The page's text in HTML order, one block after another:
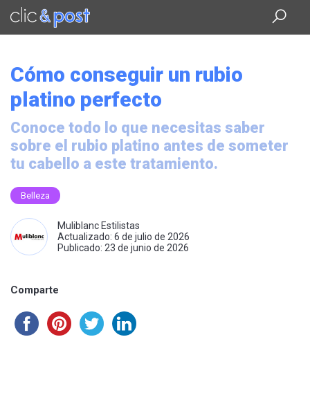
Saltar
contenido
Cómo conseguir un rubio
platino perfecto
Conoce todo lo que necesitas saber
sobre el rubio platino antes de someter
tu cabello a este tratamiento.
Belleza
Muliblanc Estilistas
Actualizado: 6 de julio de 2026
Publicado: 23 de junio de 2026
Comparte